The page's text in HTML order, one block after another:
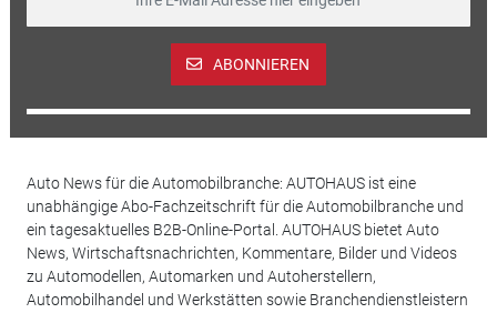
ABONNIEREN
Auto News für die Automobilbranche: AUTOHAUS ist eine
unabhängige Abo-Fachzeitschrift für die Automobilbranche und
ein tagesaktuelles B2B-Online-Portal. AUTOHAUS bietet Auto
News, Wirtschaftsnachrichten, Kommentare, Bilder und Videos
zu Automodellen, Automarken und Autoherstellern,
Automobilhandel und Werkstätten sowie Branchendienstleistern